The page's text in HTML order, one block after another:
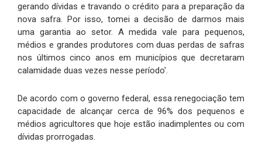
gerando dívidas e travando o crédito para a preparação da
nova safra. Por isso, tomei a decisão de darmos mais
uma garantia ao setor. A medida vale para pequenos,
médios e grandes produtores com duas perdas de safras
nos últimos cinco anos em municípios que decretaram
calamidade duas vezes nesse período'.
De acordo com o governo federal, essa renegociação tem
capacidade de alcançar cerca de 96% dos pequenos e
médios agricultores que hoje estão inadimplentes ou com
dívidas prorrogadas.